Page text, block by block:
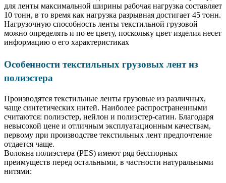
для ленты максимальной ширины рабочая нагрузка составляет
10 тонн, в то время как нагрузка разрывная достигает 45 тонн.
Нагрузочную способность ленты текстильной грузовой
можно определять и по ее цвету, поскольку цвет изделия несет
информацию о его характеристиках
Особенности текстильных грузовых лент из
полиэстера
Производятся текстильные ленты грузовые из различных,
чаще синтетических нитей. Наиболее распространенными
считаются: полиэстер, нейлон и полиэстер-сатин. Благодаря
невысокой цене и отличным эксплуатационным качествам,
первому при производстве текстильных лент предпочтение
отдается чаще.
Волокна полиэстера (PES) имеют ряд бесспорных
преимуществ перед остальными, в частности натуральными
нитями: